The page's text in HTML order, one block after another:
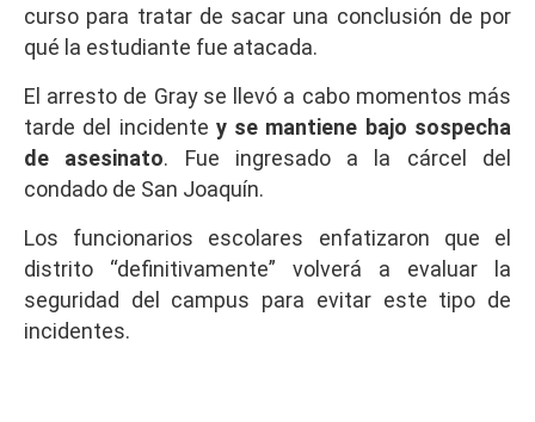
curso para tratar de sacar una conclusión de por
qué la estudiante fue atacada.
El arresto de Gray se llevó a cabo momentos más
tarde del incidente y se mantiene bajo sospecha
de asesinato. Fue ingresado a la cárcel del
condado de San Joaquín.
Los funcionarios escolares enfatizaron que el
distrito “definitivamente” volverá a evaluar la
seguridad del campus para evitar este tipo de
incidentes.